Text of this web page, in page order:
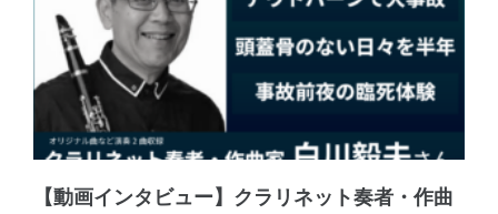
【動画インタビュー】クラリネット奏者・作曲